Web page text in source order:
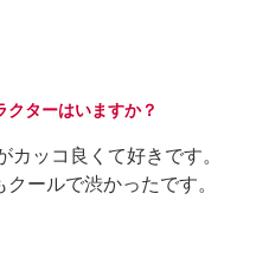
ターはいますか？
ッコ良くて好きです。
ールで渋かったです。